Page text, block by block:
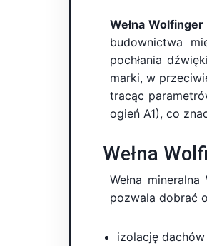
Wełna
budownictwa
pochłania
marki, w
tracąc
ogień A1), co
Wełna
Wełna
pozwala dobrać
izolację dachów